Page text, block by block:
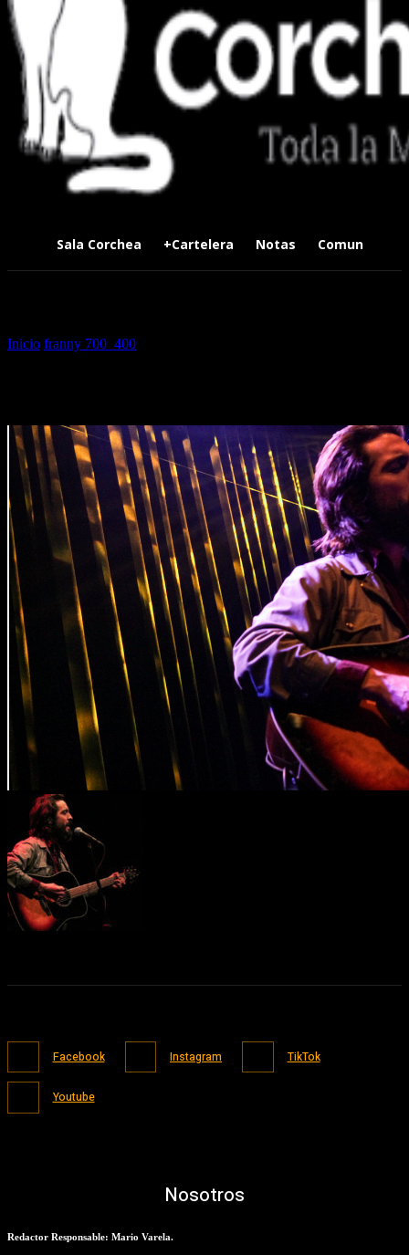
Sala Corchea +Cartelera Notas Comunidad
Inicio franny 700_400
Facebook Instagram TikTok
Youtube
Nosotros
Redactor Responsable: Mario Varela.